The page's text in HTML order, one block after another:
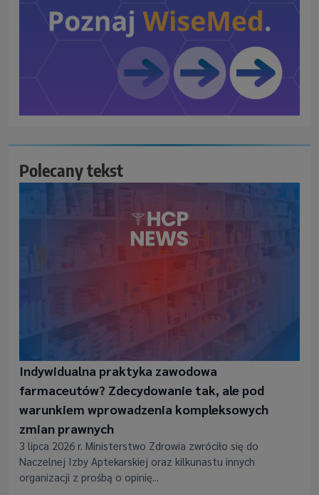
Polecany tekst
Indywidualna praktyka zawodowa
farmaceutów? Zdecydowanie tak, ale pod
warunkiem wprowadzenia kompleksowych
zmian prawnych
3 lipca 2026 r. Ministerstwo Zdrowia zwróciło się do
Naczelnej Izby Aptekarskiej oraz kilkunastu innych
organizacji z prośbą o opinię...